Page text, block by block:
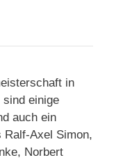
in
sind einige
auch ein
Ralf-Axel Simon,
Norbert